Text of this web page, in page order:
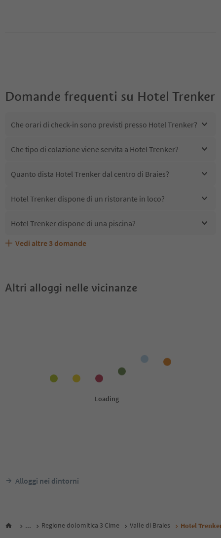
Domande frequenti su Hotel Trenker
Che orari di check-in sono previsti presso Hotel Trenker?
Che tipo di colazione viene servita a Hotel Trenker?
Quanto dista Hotel Trenker dal centro di Braies?
Hotel Trenker dispone di un ristorante in loco?
Hotel Trenker dispone di una piscina?
Hotel Trenker accetta animali domestici?
Quali servizi/attività sono disponibili presso Hotel
Gli ospiti di Hotel Trenker ricevono l'Alto Adige Guest
Vedi altre 3 domande
Altri alloggi nelle vicinanze
Alloggi nei dintorni
... Regione dolomitica 3 Cime Valle di Braies Hotel